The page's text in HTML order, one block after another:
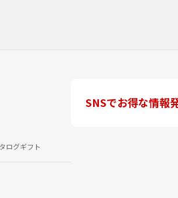
ログギフト
SNSでお得な情報